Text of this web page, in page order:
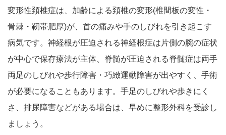
変形性頚椎症は、加齢による頚椎の変形(椎間板の変性・
骨棘・靭帯肥厚)が、首の痛みや手のしびれを引き起こす
病気です。神経根が圧迫される神経根症は片側の腕の症状
が中心で保存療法が主体、脊髄が圧迫される脊髄症は両手
両足のしびれや歩行障害・巧緻運動障害が出やすく、手術
が必要になることもあります。手足のしびれや歩きにく
さ、排尿障害などがある場合は、早めに整形外科を受診し
ましょう。